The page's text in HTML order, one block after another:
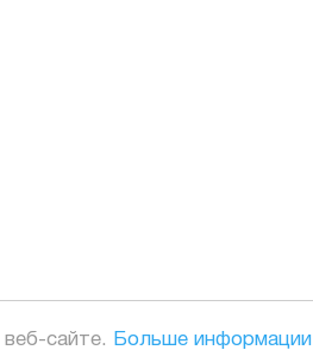
сайте. Больше информации